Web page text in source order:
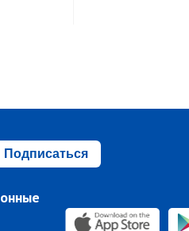
Подписаться